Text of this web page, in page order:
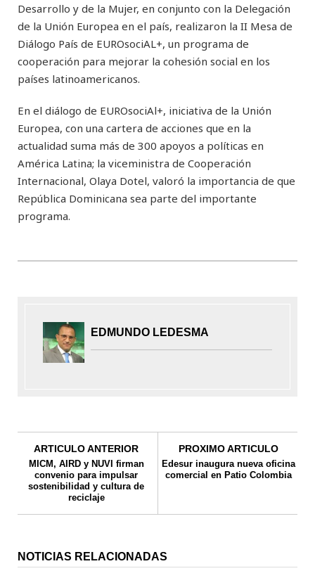
Desarrollo y de la Mujer, en conjunto con la Delegación
de la Unión Europea en el país, realizaron la II Mesa de
Diálogo País de EUROsociAL+, un programa de
cooperación para mejorar la cohesión social en los
países latinoamericanos.
En el diálogo de EUROsociAl+, iniciativa de la Unión
Europea, con una cartera de acciones que en la
actualidad suma más de 300 apoyos a políticas en
América Latina; la viceministra de Cooperación
Internacional, Olaya Dotel, valoró la importancia de que
República Dominicana sea parte del importante
programa.
EDMUNDO LEDESMA
ARTICULO ANTERIOR
MICM, AIRD y NUVI firman
convenio para impulsar
sostenibilidad y cultura de
reciclaje
PROXIMO ARTICULO
Edesur inaugura nueva oficina
comercial en Patio Colombia
NOTICIAS RELACIONADAS